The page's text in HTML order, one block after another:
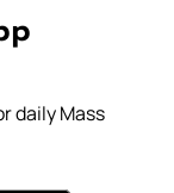
daily Mass